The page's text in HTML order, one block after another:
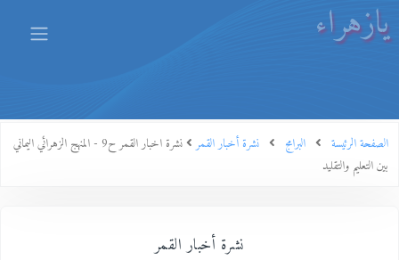
يازهراء
الصفحة الرئيسة البرامج نشرة أخبار القمر
نشرة اخبار القمر ح9 - المنهج الزهرائي اليماني
بين التعليم والتقليد
نشرة أخبار القمر